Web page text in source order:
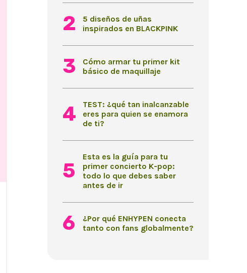
5 diseños de uñas
inspirados en BLACKPINK
Cómo armar tu primer kit
básico de maquillaje
TEST: ¿qué tan inalcanzable
eres para quien se enamora
de ti?
Esta es la guía para tu
primer concierto K-pop:
todo lo que debes saber
antes de ir
¿Por qué ENHYPEN conecta
tanto con fans globalmente?